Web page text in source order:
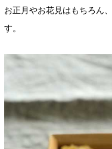
お正月やお花見はもちろん
す。